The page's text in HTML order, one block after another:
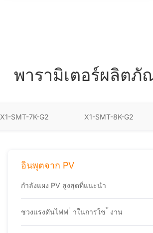
พารามิเตอร์ผลิต
X1-SMT-7K-G2 X1-SMT-8K-G2
อินพุตจาก PV
กําลังแผง PV สูงสุดที่แนะนํา
ชวงแรงดันไฟฟ ่ าในการใช ้ งาน